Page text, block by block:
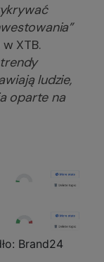
XTB.
ludzie,
oparte na
Brand24